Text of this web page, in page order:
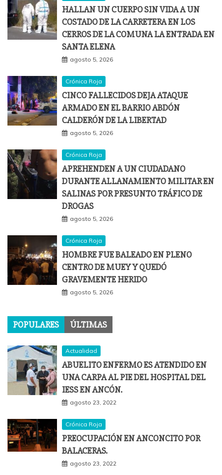
HALLAN UN CUERPO SIN VIDA A UN
COSTADO DE LA CARRETERA EN LOS
CERROS DE LA COMUNA LA ENTRADA EN
SANTA ELENA
agosto 5, 2026
Crónica Roja
CINCO FALLECIDOS DEJA ATAQUE
ARMADO EN EL BARRIO ABDÓN
CALDERÓN DE LA LIBERTAD
agosto 5, 2026
Crónica Roja
APREHENDEN A UN CIUDADANO
DURANTE ALLANAMIENTO MILITAR EN
SALINAS POR PRESUNTO TRÁFICO DE
DROGAS
agosto 5, 2026
Crónica Roja
HOMBRE FUE BALEADO EN PLENO
CENTRO DE MUEY Y QUEDÓ
GRAVEMENTE HERIDO
agosto 5, 2026
POPULARES ÚLTIMAS
Actualidad
ABUELITO ENFERMO ES ATENDIDO EN
UNA CARPA AL PIE DEL HOSPITAL DEL
IESS EN ANCÓN.
agosto 23, 2022
Crónica Roja
PREOCUPACIÓN EN ANCONCITO POR
BALACERAS.
agosto 23, 2022